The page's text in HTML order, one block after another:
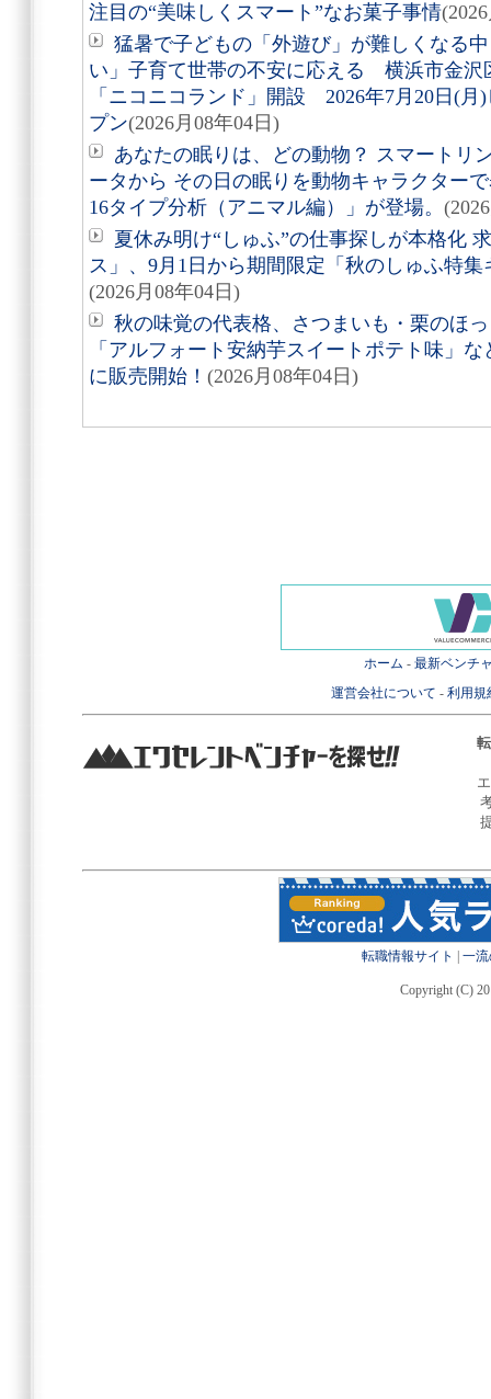
注目の“美味しくスマート”なお菓子事情
猛暑で子どもの「外遊び」が難しくなる
い」子育て世帯の不安に応える 横浜市金沢
「ニコニコランド」開設 2026年7月20日(
プン(2026月08年04日)
あなたの眠りは、どの動物？ スマートリ
ータから その日の眠りを動物キャラクター
16タイプ分析（アニマル編）」が登場。
夏休み明け“しゅふ”の仕事探しが本格化
ス」、9月1日から期間限定「秋のしゅふ特
(2026月08年04日)
秋の味覚の代表格、さつまいも・栗のほ
「アルフォート安納芋スイートポテト味」
に販売開始！ (2026月08年04日)
ホーム - 最新ベンチ
運営会社について - 利用規
転職情報サイト 一
Copyright (C)